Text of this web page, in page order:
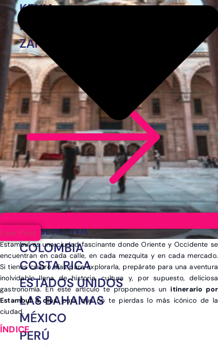
KENIA
MARRUECOS
ZANZÍBAR
Ver post de África
ARGENTINA
COLOMBIA
COSTA RICA
ESTADOS UNIDOS
LAS BAHAMAS
MÉXICO
PERÚ
Leer Post
Estambul es una ciudad fascinante donde Oriente y Occidente se
encuentran en cada calle, en cada mezquita y en cada mercado.
Si tienes cuatro días para explorarla, prepárate para una aventura
inolvidable llena de historia, cultura y, por supuesto, deliciosa
gastronomía. En este artículo te proponemos unitinerario por
Estambul 4 días, para que no te pierdas lo más icónico de la
ciudad.